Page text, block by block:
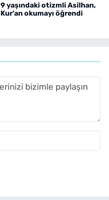
9 yaşındaki otizmli Asilhan,
Kur'an okumayı öğrendi